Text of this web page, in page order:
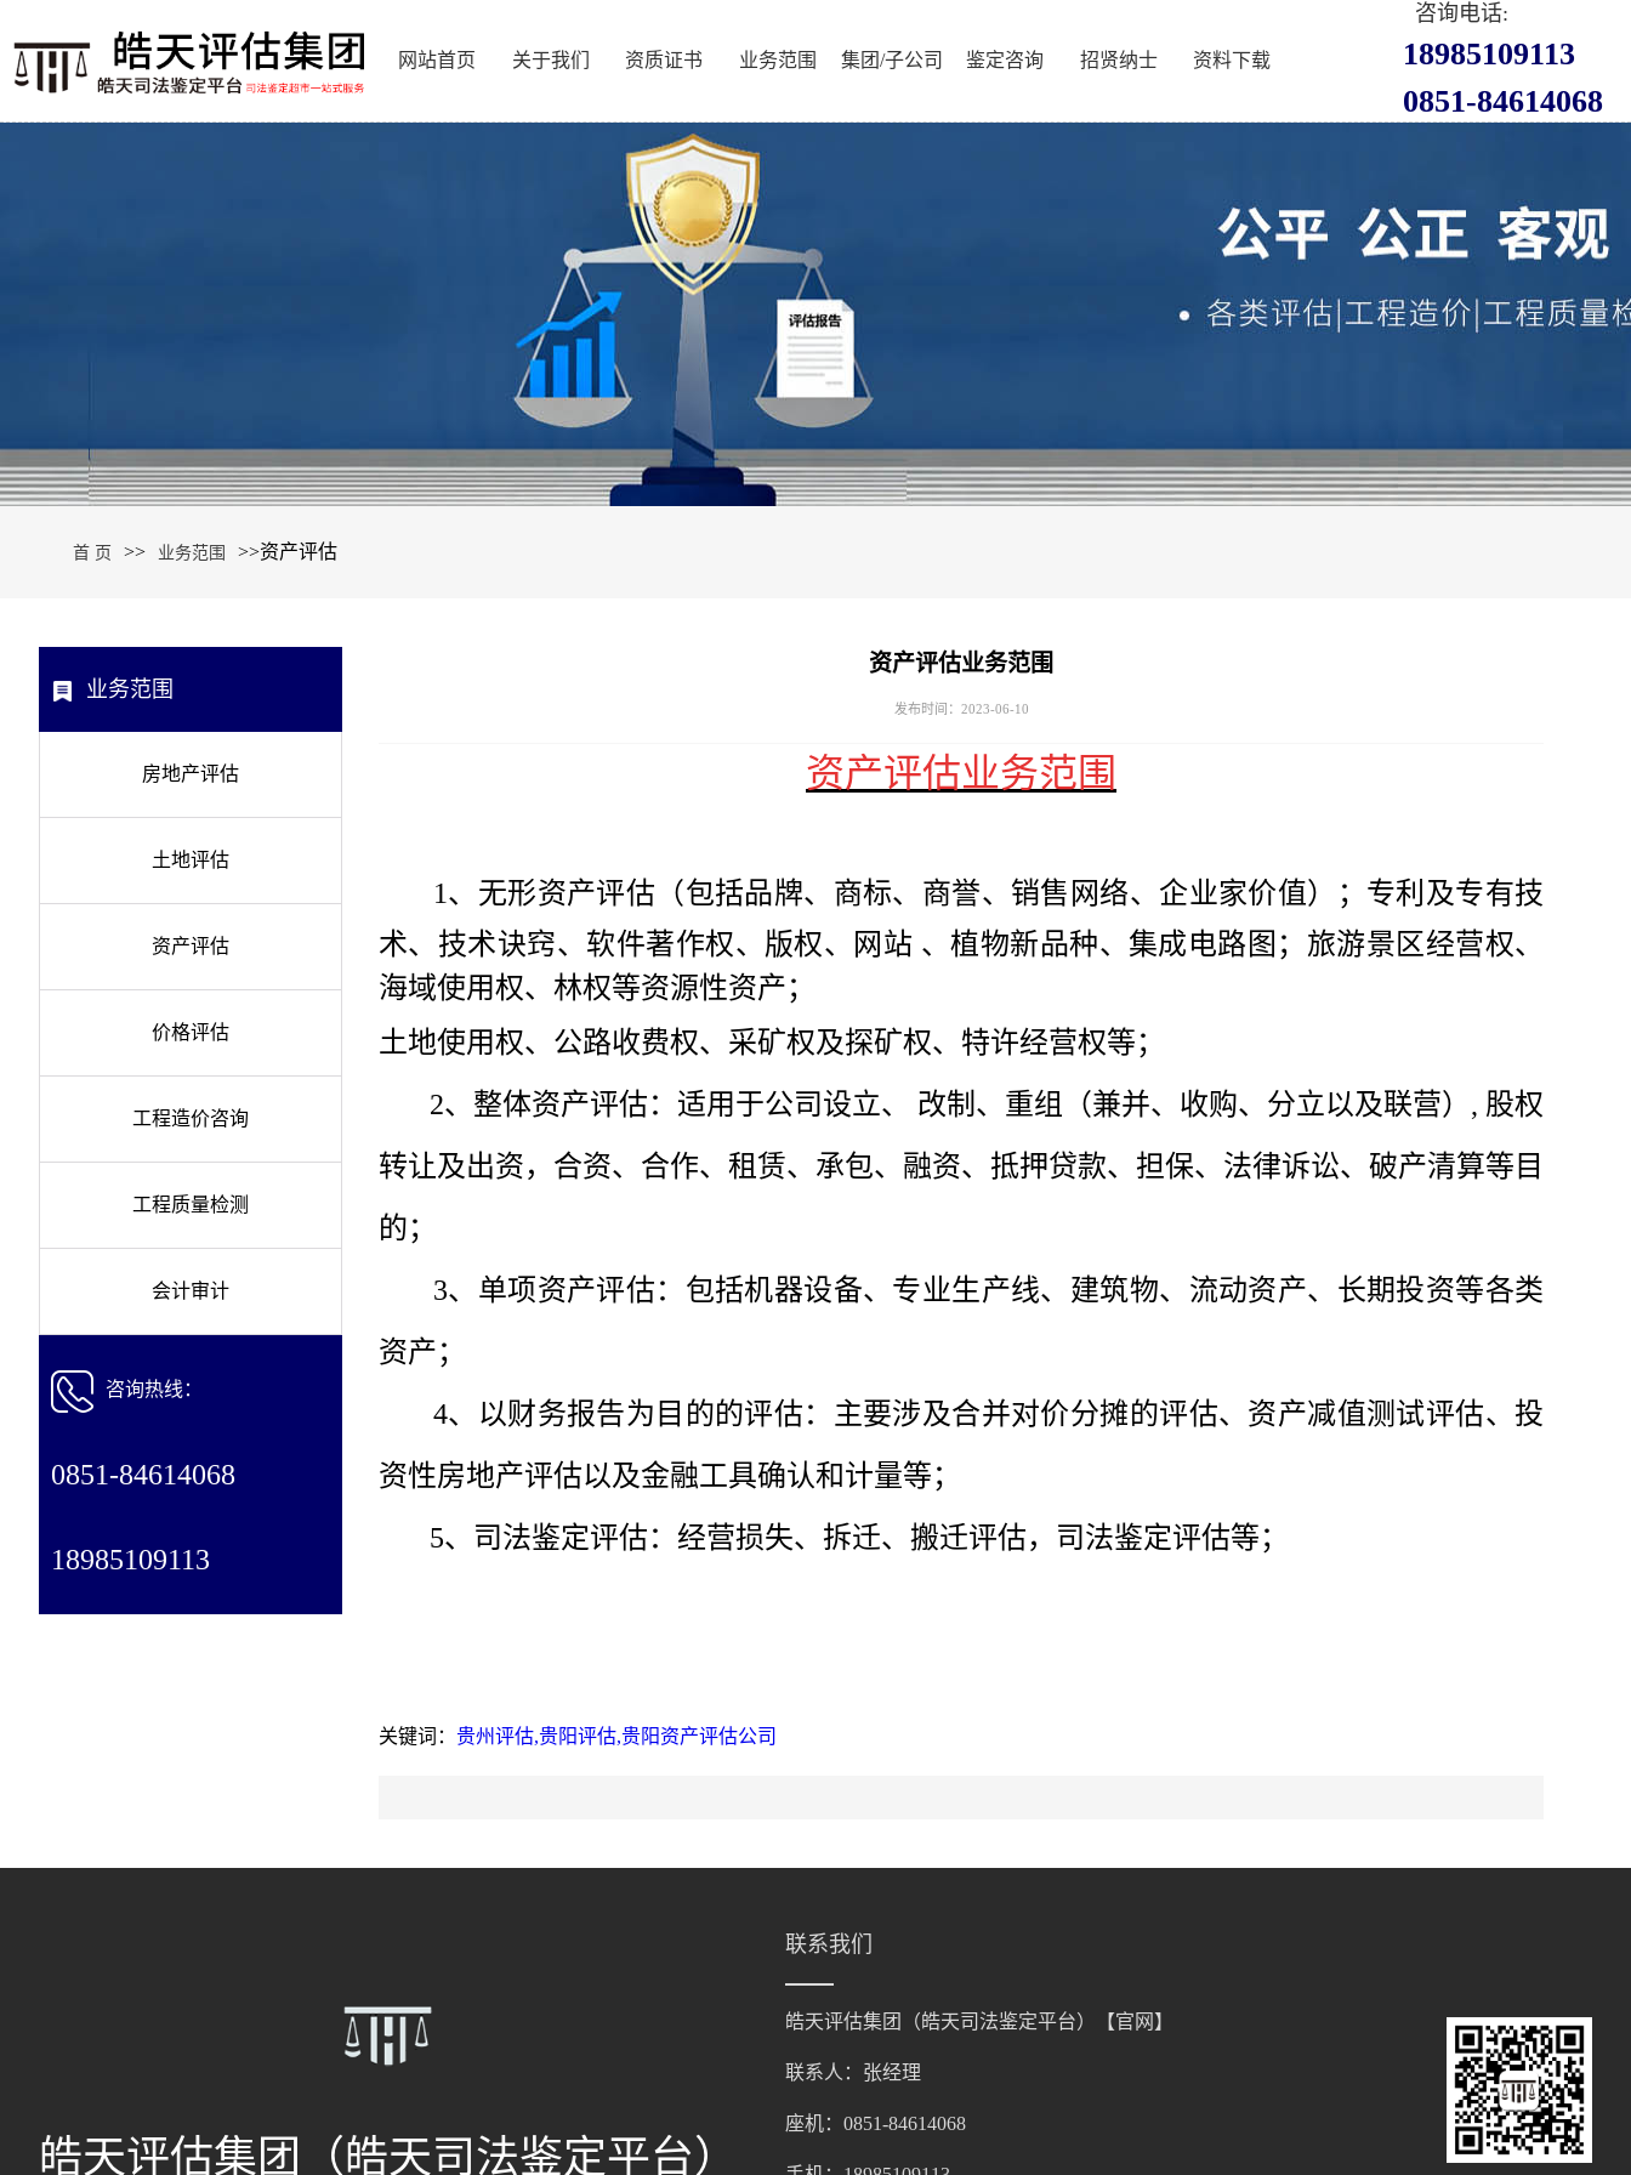
网站首页 关于我们 资质证书 业务范围 集团/子公司 鉴定咨询 招贤纳士 资料下载
咨询电话:
18985109113
0851-84614068
首 页 >> 业务范围 >>资产评估
业务范围
房地产评估
土地评估
资产评估
价格评估
工程造价咨询
工程质量检测
会计审计
咨询热线：
0851-84614068
18985109113
资产评估业务范围
发布时间：2023-06-10
资产评估业务范围
1、无形资产评估（包括品牌、商标、商誉、销售网络、企业家价值） ； 专利及专有技
术、技术诀窍、软件著作权、版权、网站 、植物新品种、集成电路图； 旅游景区经营权、
海域使用权、林权等资源性资产；
土地使用权、公路收费权、采矿权及探矿权、特许经营权等；
2、整体资产评估：适用于公司设立、 改制、重组（兼并、收购、分立以及联营）, 股权
转让及出资，合资、合作、租赁、承包、融资、抵押贷款、担保、法律诉讼、破产清算等目
的；
3、单项资产评估：包括机器设备、专业生产线、建筑物、流动资产、长期投资等各类
资产；
4、以财务报告为目的的评估：主要涉及合并对价分摊的评估、资产减值测试评估、投
资性房地产评估以及金融工具确认和计量等；
5、司法鉴定评估：经营损失、拆迁、搬迁评估，司法鉴定评估等；
关键词： 贵州评估,贵阳评估,贵阳资产评估公司
皓天评估集团（皓天司法鉴定平台）
联系我们
皓天评估集团（皓天司法鉴定平台）【官网】
联系人：张经理
座机：0851-84614068